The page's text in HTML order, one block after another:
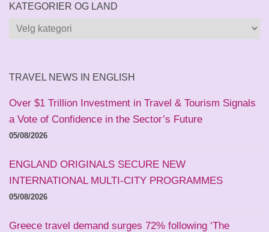
KATEGORIER OG LAND
Kategorier
TRAVEL NEWS IN ENGLISH
Over $1 Trillion Investment in Travel & Tourism Signals
a Vote of Confidence in the Sector’s Future
05/08/2026
ENGLAND ORIGINALS SECURE NEW
INTERNATIONAL MULTI-CITY PROGRAMMES
05/08/2026
Greece travel demand surges 72% following ‘The